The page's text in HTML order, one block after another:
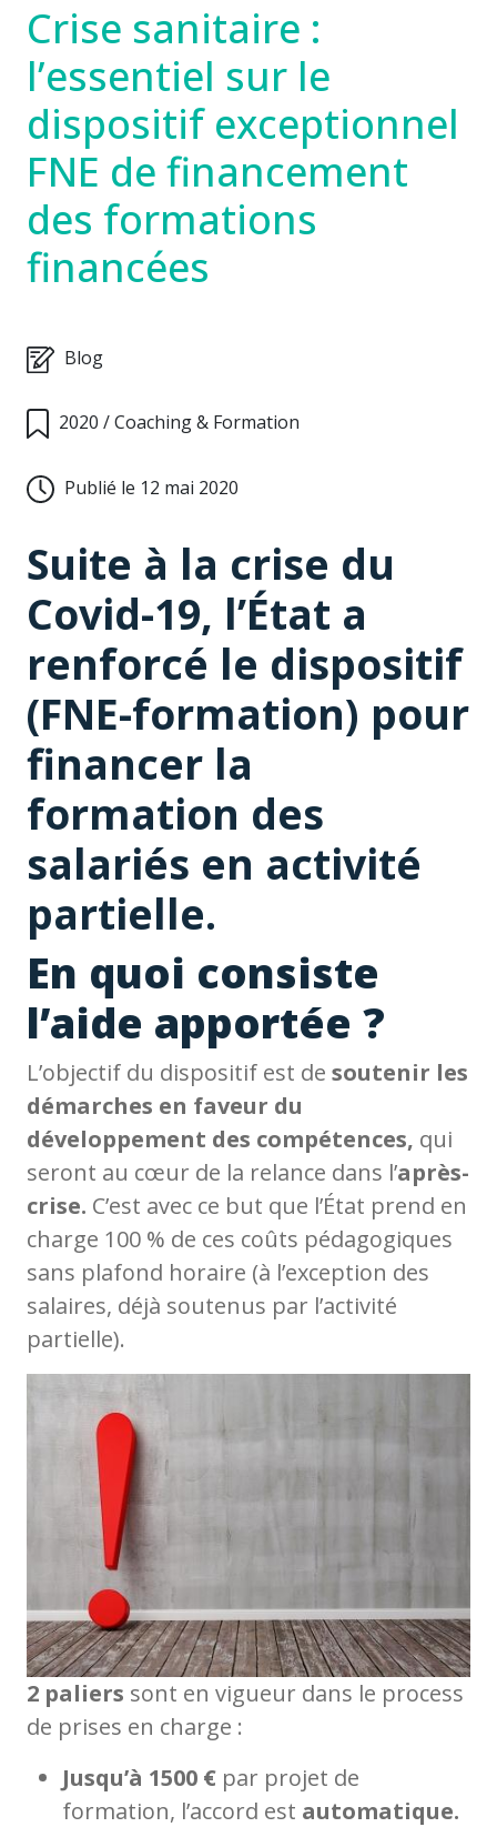
Crise sanitaire :
l’essentiel sur le
dispositif exceptionnel
FNE de financement
des formations
financées
Blog
2020 /Coaching & Formation
Publié le 12 mai 2020
Suite à la crise du
Covid-19, l’État a
renforcé le dispositif
(FNE-formation) pour
financer la
formation des
salariés en activité
partielle.
En quoi consiste
l’aide apportée ?
L’objectif du dispositif est de soutenir les
démarches en faveur du
développement des compétences, qui
seront au cœur de la relance dans l’après-
crise. C’est avec ce but que l’État prend en
charge 100 % de ces coûts pédagogiques
sans plafond horaire (à l’exception des
salaires, déjà soutenus par l’activité
partielle).
2 paliers sont en vigueur dans le process
de prises en charge :
Jusqu’à 1500 € par projet de
formation, l’accord est automatique.